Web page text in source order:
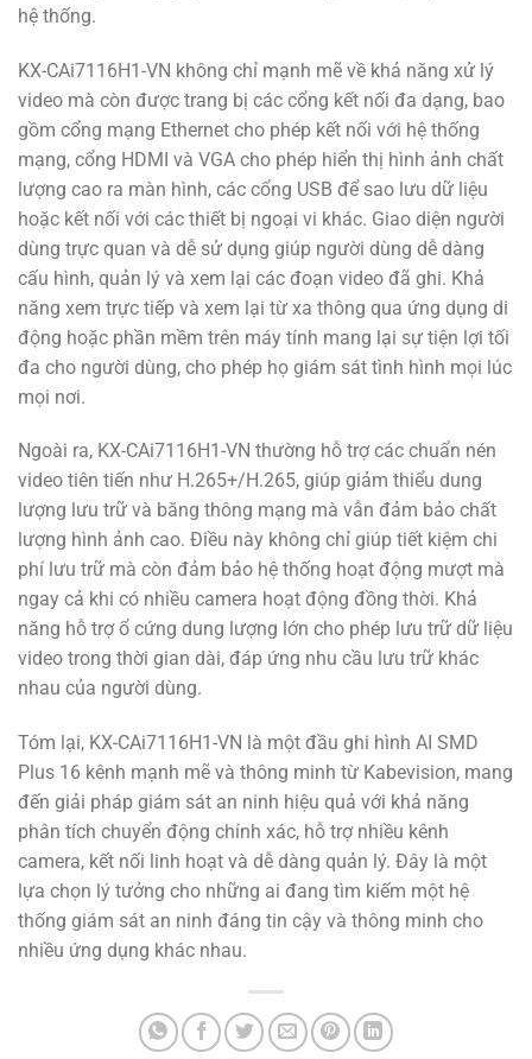
hệ thống.
KX-CAi7116H1-VN không chỉ mạnh mẽ về khả năng xử lý
video mà còn được trang bị các cổng kết nối đa dạng, bao
gồm cổng mạng Ethernet cho phép kết nối với hệ thống
mạng, cổng HDMI và VGA cho phép hiển thị hình ảnh chất
lượng cao ra màn hình, các cổng USB để sao lưu dữ liệu
hoặc kết nối với các thiết bị ngoại vi khác. Giao diện người
dùng trực quan và dễ sử dụng giúp người dùng dễ dàng
cấu hình, quản lý và xem lại các đoạn video đã ghi. Khả
năng xem trực tiếp và xem lại từ xa thông qua ứng dụng di
động hoặc phần mềm trên máy tính mang lại sự tiện lợi tối
đa cho người dùng, cho phép họ giám sát tình hình mọi lúc
mọi nơi.
Ngoài ra, KX-CAi7116H1-VN thường hỗ trợ các chuẩn nén
video tiên tiến như H.265+/H.265, giúp giảm thiểu dung
lượng lưu trữ và băng thông mạng mà vẫn đảm bảo chất
lượng hình ảnh cao. Điều này không chỉ giúp tiết kiệm chi
phí lưu trữ mà còn đảm bảo hệ thống hoạt động mượt mà
ngay cả khi có nhiều camera hoạt động đồng thời. Khả
năng hỗ trợ ổ cứng dung lượng lớn cho phép lưu trữ dữ liệu
video trong thời gian dài, đáp ứng nhu cầu lưu trữ khác
nhau của người dùng.
Tóm lại, KX-CAi7116H1-VN là một đầu ghi hình AI SMD
Plus 16 kênh mạnh mẽ và thông minh từ Kabevision, mang
đến giải pháp giám sát an ninh hiệu quả với khả năng
phân tích chuyển động chính xác, hỗ trợ nhiều kênh
camera, kết nối linh hoạt và dễ dàng quản lý. Đây là một
lựa chọn lý tưởng cho những ai đang tìm kiếm một hệ
thống giám sát an ninh đáng tin cậy và thông minh cho
nhiều ứng dụng khác nhau.